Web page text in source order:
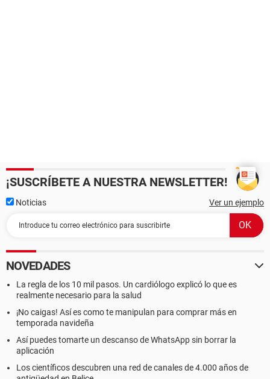
¡SUSCRÍBETE A NUESTRA NEWSLETTER!
Noticias Ver un ejemplo
NOVEDADES
La regla de los 10 mil pasos. Un cardiólogo explicó lo que es
realmente necesario para la salud
¡No caigas! Así es como te manipulan para comprar más en
temporada navideña
Así puedes tomarte un descanso de WhatsApp sin borrar la
aplicación
Los científicos descubren una red de canales de 4.000 años de